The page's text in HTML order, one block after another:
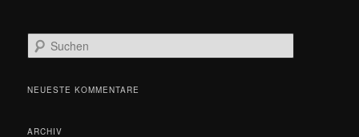
u
h
NEUESTE KOMMENTARE
ARCHIV